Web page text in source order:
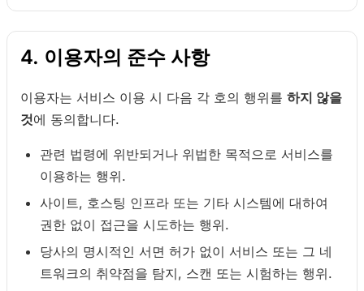
4. 이용자의 준수 사항
이용자는 서비스 이용 시 다음 각 호의 행위를 하지 않을
것에 동의합니다.
관련 법령에 위반되거나 위법한 목적으로 서비스를
이용하는 행위.
사이트, 호스팅 인프라 또는 기타 시스템에 대하여
권한 없이 접근을 시도하는 행위.
당사의 명시적인 서면 허가 없이 서비스 또는 그 네
트워크의 취약점을 탐지, 스캔 또는 시험하는 행위.